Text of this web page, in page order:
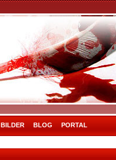
BILDER BLOG PORTAL